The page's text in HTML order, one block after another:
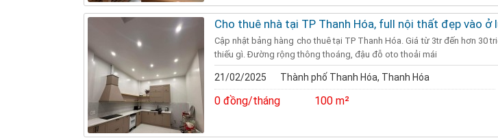
Cho thuê nhà tại TP Thanh Hóa, full nội thất đẹp vào ở
Cập nhật bảng hàng cho thuê tại TP Thanh Hóa. Giá từ 3tr đến hơn 30
thiếu gì. Đường rộng thông thoáng, đậu đỗ oto thoải mái
21/02/2025 Thành phố Thanh Hóa, Thanh Hóa
0 đồng/tháng 100 m²